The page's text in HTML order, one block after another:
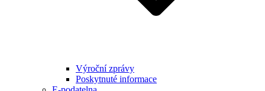
Výroční zprávy
Poskytnuté informace